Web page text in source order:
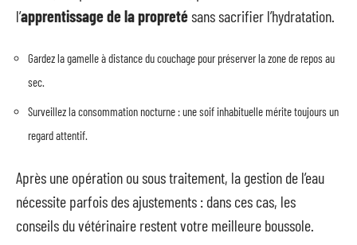
l’apprentissage de la propretésans sacrifier l’hydratation.
Gardez la gamelle à distance du couchage pour préserver la zone de repos au
sec.
Surveillez la consommation nocturne : une soif inhabituelle mérite toujours un
regard attentif.
Après une opération ou sous traitement, la gestion de l’eau
nécessite parfois des ajustements : dans ces cas, les
conseils du vétérinaire restent votre meilleure boussole.